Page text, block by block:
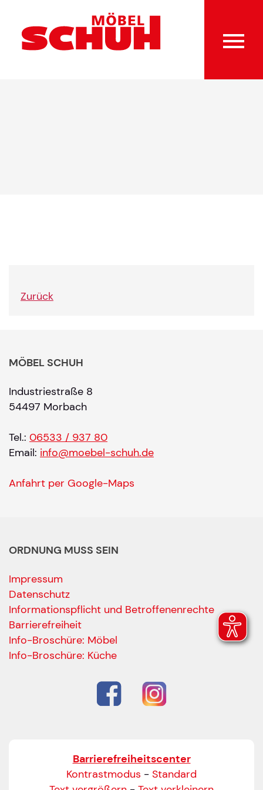
Zurück
Ihre Kontaktdaten
Alle mit Stern gekennzeichneten Felder sind
Name*
Bitte geben Sie Ihren vollständigen Namen ein.
Bitte geben Sie eine gültige E-Mail-Adresse ein.
Telefon*
MÖBEL SCHUH
Industriestraße 8
54497 Morbach
Tel.: 06533 / 937 80
Email: info@moebel-schuh.de
Anfahrt per Google-Maps
ORDNUNG MUSS SEIN
Impressum
Datenschutz
Informationspflicht und Betroffenenrechte
Barrierefreiheit
Info-Broschüre: Möbel
Info-Broschüre: Küche
Barrierefreiheitscenter
Kontrastmodus - Standard